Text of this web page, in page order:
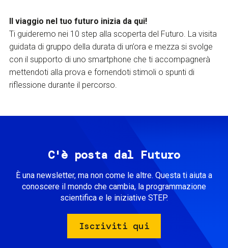
Il viaggio nel tuo futuro inizia da qui!
Ti guideremo nei 10 step alla scoperta del Futuro. La visita
guidata di gruppo della durata di un’ora e mezza si svolge
con il supporto di uno smartphone che ti accompagnerà
mettendoti alla prova e fornendoti stimoli o spunti di
riflessione durante il percorso.
C'è posta dal Futuro
È una newsletter, ma non come le altre. Questa ti aiuta a
conoscere il mondo che cambia, la programmazione
scientifica e le iniziative STEP.
Iscriviti qui